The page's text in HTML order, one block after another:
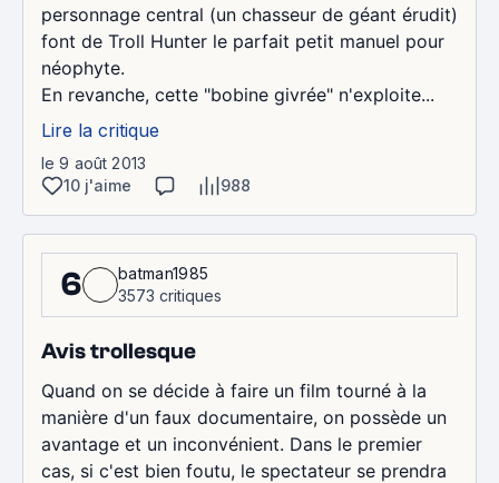
personnage central (un chasseur de géant érudit)
font de Troll Hunter le parfait petit manuel pour
néophyte.
En revanche, cette "bobine givrée" n'exploite...
Lire la critique
le 9 août 2013
10 j'aime
988
6
batman1985
3573 critiques
Avis trollesque
Quand on se décide à faire un film tourné à la
manière d'un faux documentaire, on possède un
avantage et un inconvénient. Dans le premier
cas, si c'est bien foutu, le spectateur se prendra